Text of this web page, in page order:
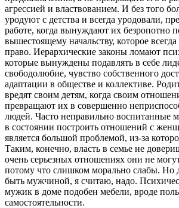
агрессией и властвованием. И без того
уродуют с детства и всегда уродовали,
работе, когда вынуждают их безропотно
вышестоящему начальству, которое
право. Иерархические законы ломают
которые вынуждены подавлять в себе
свободолюбие, чувство собственного
адаптации в обществе и коллективе.
вредят своим детям, когда своим
превращают их в совершенно
людей. Часто неправильно воспитанные
в состоянии построить отношений с
является большой проблемой, из-за
Таким, конечно, власть в семье не
очень серьезных отношениях они не
потому что слишком морально слабы. Но
быть мужчиной, я считаю, надо.
мужик в доме подобен мебели, вроде
самостоятельности.